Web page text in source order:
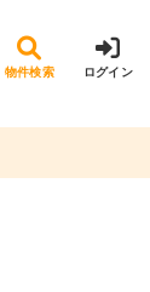
物件検索 ログイン